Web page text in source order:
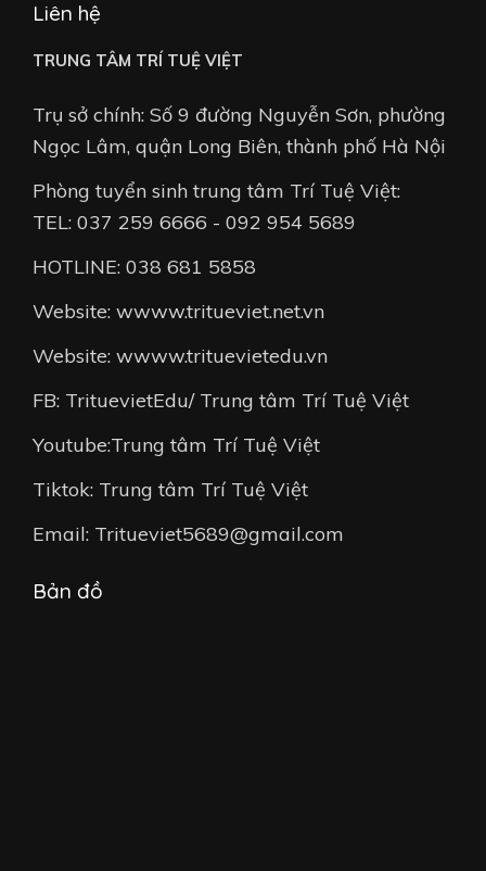
Liên hệ
TRUNG TÂM TRÍ TUỆ VIỆT
Trụ sở chính: Số 9 đường Nguyễn Sơn, phường
Ngọc Lâm, quận Long Biên, thành phố Hà Nội
Phòng tuyển sinh trung tâm Trí Tuệ Việt:
TEL: 037 259 6666 - 092 954 5689
HOTLINE: 038 681 5858
Website: wwww.tritueviet.net.vn
Website: wwww.trituevietedu.vn
FB: TrituevietEdu/ Trung tâm Trí Tuệ Việt
Youtube:Trung tâm Trí Tuệ Việt
Tiktok: Trung tâm Trí Tuệ Việt
Email: Tritueviet5689@gmail.com
Bản đồ